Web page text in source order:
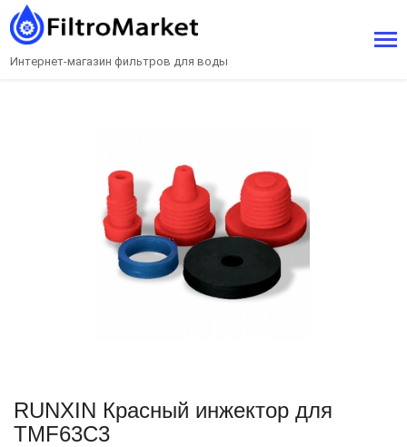
Интернет-магазин фильтров для воды
RUNXIN Красный инжектор для
TMF63C3